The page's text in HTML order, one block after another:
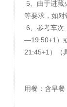
5、由于进藏
等要求，如对
6、参考车
—19:50+1）
21:45+1）（
用餐：含